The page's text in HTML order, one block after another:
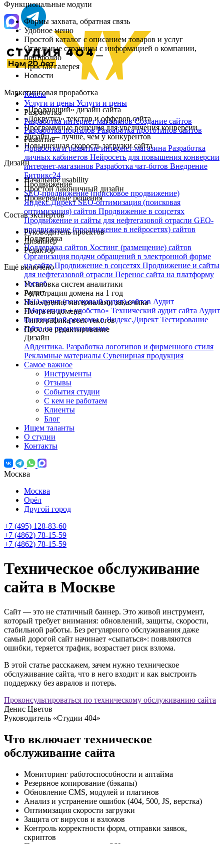
Кейсы
Услуги и цены Услуги и цены
Разработка
Разработка интернет магазиновСоздание сайтов
Разработка порталовРазработка прототипов сайтов
Развитие
Доработка и развитие интернет‑магазина Разработка
личных кабинетов Нейросеть для повышения конверсии
интернет-магазинов Разработка чат‑ботов Внедрение
Битрикс24
Продвижение
SEO-продвижение (поисковое продвижение)
Яндекс.ДиректSEO-оптимизация (поисковая
оптимизация) сайтов Продвижение в соцсетях
Продвижение и сайты для нефтегазовой отрасли GEO-
продвижение (продвижение в нейросетях) сайтов
Поддержка
Поддержка сайтов Хостинг (размещение) сайтов
Организация подачи обращений в электронной форме
на сайтеПродвижение в соцсетях Продвижение и сайты
для нефтегазовой отрасли Перенос сайта на платформу
Госвеб
Аудит
SEO-аудит (поисковый аудит) сайтов Аудит
«Маркетинг + удобство» Технический аудит сайта Аудит
контекстной рекламы в Яндекс.Директ Тестирование
сайта на проникновение
Дизайн
Айдентика. Разработка логотипов и фирменного стиля
Рекламные материалы Сувенирная продукция
Самое важное
Инструменты
Отзывы
События студии
С кем не работаем
Клиенты
Блог
Ищем таланты
О студии
Контакты
Москва
Москва
Орёл
Другой город
+7 (495) 128-83-60
+7 (4862) 78-15-59
+7 (4862) 78-15-59
Техническое обслуживание
сайта в Москве
Сайт — это не статичный баннер. Это живой инструмент,
который требует внимания: обновлений, защиты, скорости,
стабильной работы. Без регулярного обслуживания даже
самый дорогой сайт начинает «сыпаться»: появляются
ошибки, теряется трафик, возрастает риск взлома.
В этой статье расскажем, зачем нужно техническое
обслуживание сайта, что в него входит и как выстроить
поддержку без авралов и потерь.
Проконсультироваться по техническому обслуживанию сайта
Денис Цветов
Руководитель «Студии 404»
Что включает техническое
обслуживание сайта
Мониторинг работоспособности и аптайма
Резервное копирование (бэкапы)
Обновление CMS, модулей и плагинов
Анализ и устранение ошибок (404, 500, JS, верстка)
Оптимизация скорости загрузки
Защита от вирусов и взломов
Контроль корректности форм, отправки заявок,
скриптов
Функциональные модули
Формы захвата, обратная связь
Удобное меню
Простой каталог с описанием товаров и услуг
Отдельные страницы с информацией о компании,
портфолио
Простая галерея
Новости
Маркетинговая проработка
«Продающий» дизайн сайта
«Докрутка» текстов и офферов сайта
Программные решения для увеличения конверсии
Дизайн — лучше, чем у конкурентов
Повышенная скорость загрузки сайта
Дизайн
Начальное usability
Простой лаконичный дизайн
Проверенные решения
Состав экспертов
Руководитель проектов
Дизайнер
Редактор
Ещё включено
Установка систем аналитики
Регистрация домена на 1 год
Наполнение материалами заказчика
Почта на домене
Типографика всех текстов
Простое редактирование